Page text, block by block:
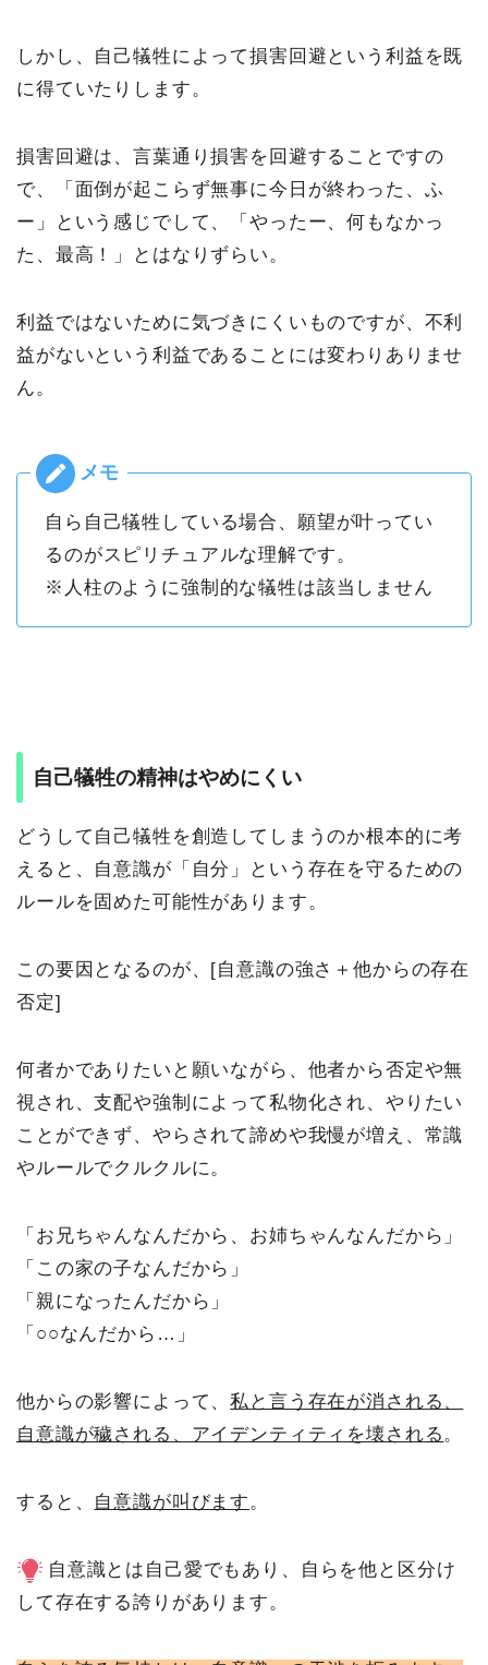
しかし、自己犠牲によって損害回避という利益を既
に得ていたりします。
損害回避は、言葉通り損害を回避することですの
で、「面倒が起こらず無事に今日が終わった、ふ
ー」という感じでして、「やったー、何もなかっ
た、最高！」とはなりずらい。
利益ではないために気づきにくいものですが、不利
益がないという利益であることには変わりありませ
ん。
自ら自己犠牲している場合、願望が叶ってい
るのがスピリチュアルな理解です。
※人柱のように強制的な犠牲は該当しません
自己犠牲の精神はやめにくい
どうして自己犠牲を創造してしまうのか根本的に考
えると、自意識が「自分」という存在を守るための
ルールを固めた可能性があります。
この要因となるのが、[自意識の強さ＋他からの存在
否定]
何者かでありたいと願いながら、他者から否定や無
視され、支配や強制によって私物化され、やりたい
ことができず、やらされて諦めや我慢が増え、常識
やルールでクルクルに。
「お兄ちゃんなんだから、お姉ちゃんなんだから」
「この家の子なんだから」
「親になったんだから」
「○○なんだから…」
他からの影響によって、私と言う存在が消される、
自意識が穢される、アイデンティティを壊される。
すると、 自意識が叫びます。
自意識とは自己愛でもあり、自らを他と区分け
して存在する誇りがあります。